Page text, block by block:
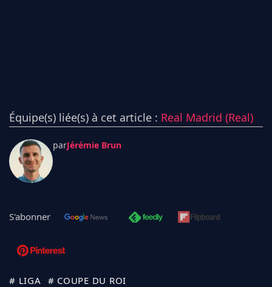
Équipe(s) liée(s) à cet article : Real Madrid (Real)
parJérémie Brun
S'abonner
# LIGA # COUPE DU ROI